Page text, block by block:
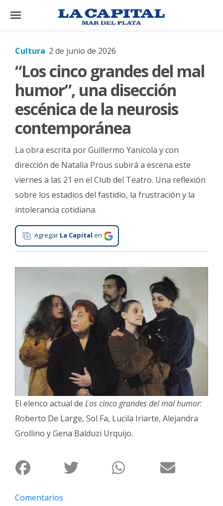
×
El
País
Mundo
La
Cultura
Tecnología
Gastronomía
Interés
General
La
Deportes
Espectáculos
Policiales
Cartelera
Fotos
de
Familia
Clasificados
Cultura 2 de junio de 2026
“Los cinco grandes del mal
humor”, una disección
escénica de la neurosis
contemporánea
La obra escrita por Guillermo Yanícola y con
dirección de Natalia Prous subirá a escena este
viernes a las 21 en el Club del Teatro. Una reflexión
sobre los estadios del fastidio, la frustración y la
intolerancia cotidiana.
Agregar La Capital en
El elenco actual de Los cinco grandes del mal humor:
Roberto De Large, Sol Fa, Lucila Iriarte, Alejandra
Grollino y Gena Balduzi Urquijo.
Comentarios